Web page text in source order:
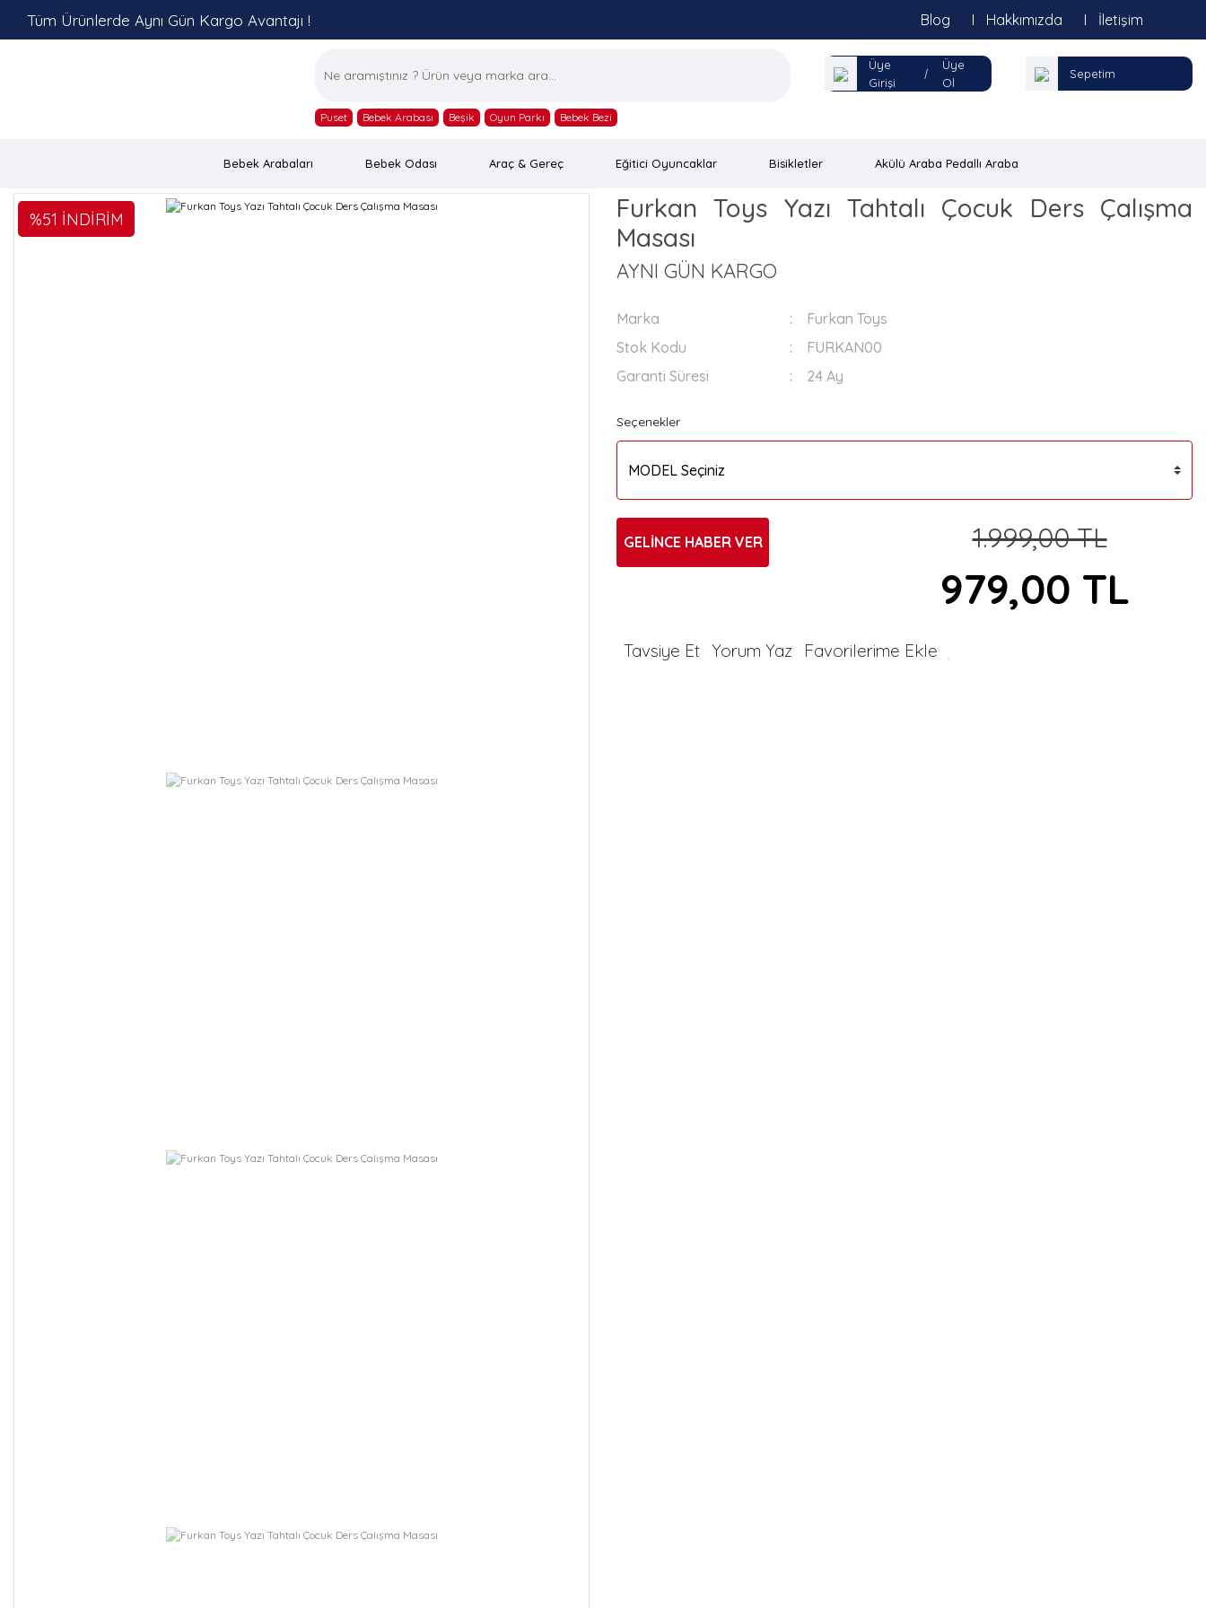
Tüm Ürünlerde Aynı Gün Kargo Avantajı ! Blog Hakkımızda İletişim
Puset Bebek Arabası Beşik Oyun Parkı Bebek Bezi
Üye
Girişi
|
Üye
Ol
Sepetim
Bebek Arabaları Bebek Odası Araç & Gereç Eğitici Oyuncaklar Bisikletler Akülü Araba Pedallı Araba
Furkan Toys Yazı Tahtalı Çocuk Ders Çalışma
Masası
AYNI GÜN KARGO
Marka
Furkan Toys
Stok Kodu
FURKAN00
Garanti Süresi
24 Ay
Seçenekler
GELİNCE HABER VER
%51 İNDİRİM
1.999,00 TL
979,00 TL
Tavsiye Et Yorum Yaz